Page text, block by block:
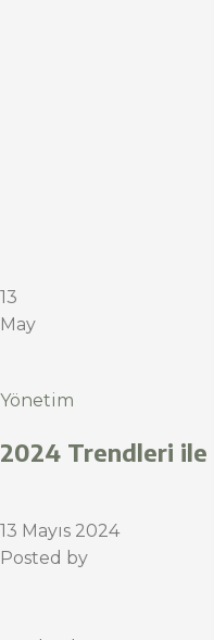
13
May
Yönetim
2024 Trendleri ile
13 Mayıs 2024
Posted by